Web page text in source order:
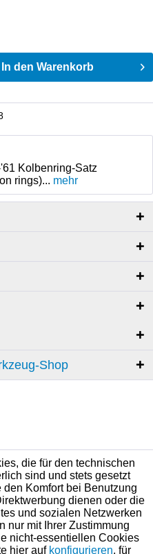
In den Warenkorb
Kolbenring-Satz
rings)... mehr
Shop
die für den technischen
sind und stets gesetzt
Komfort bei Benutzung
dienen oder die
und sozialen Netzwerken
nur mit Ihrer Zustimmung
nicht-essentiellen Cookies
hier auf konfigurieren, für